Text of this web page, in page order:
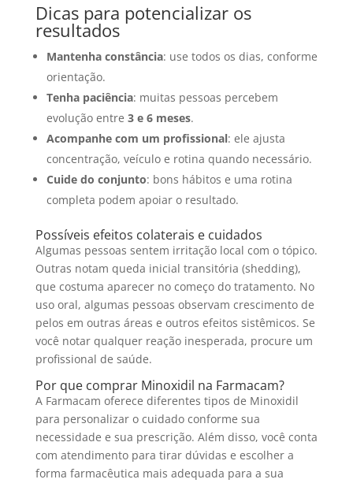
Dicas para potencializar os
resultados
Mantenha constância: use todos os dias, conforme
orientação.
Tenha paciência: muitas pessoas percebem
evolução entre 3 e 6 meses.
Acompanhe com um profissional: ele ajusta
concentração, veículo e rotina quando necessário.
Cuide do conjunto: bons hábitos e uma rotina
completa podem apoiar o resultado.
Possíveis efeitos colaterais e cuidados
Algumas pessoas sentem irritação local com o tópico.
Outras notam queda inicial transitória (shedding),
que costuma aparecer no começo do tratamento. No
uso oral, algumas pessoas observam crescimento de
pelos em outras áreas e outros efeitos sistêmicos. Se
você notar qualquer reação inesperada, procure um
profissional de saúde.
Por que comprar Minoxidil na Farmacam?
A Farmacam oferece diferentes tipos de Minoxidil
para personalizar o cuidado conforme sua
necessidade e sua prescrição. Além disso, você conta
com atendimento para tirar dúvidas e escolher a
forma farmacêutica mais adequada para a sua